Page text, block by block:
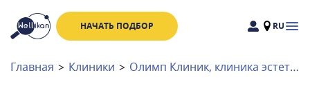
НАЧАТЬ ПОДБОР RU
Доктора
Клиники
Главная > Клиники > Олимп Клиник, клиника эстетической медицины